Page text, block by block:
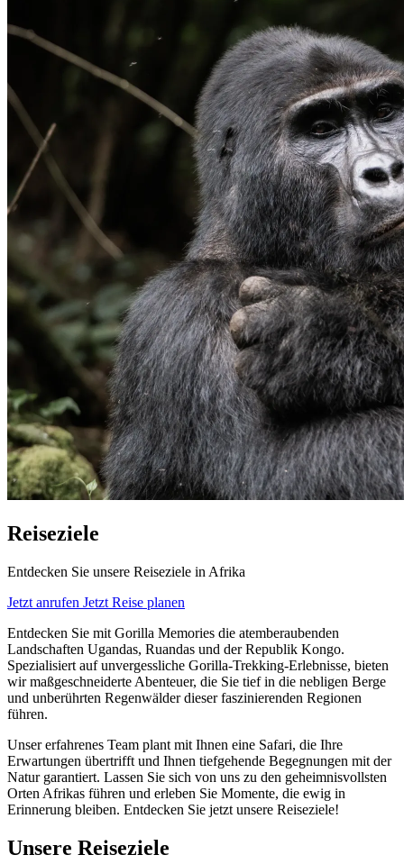
Reiseziele
Entdecken Sie unsere Reiseziele in Afrika
Jetzt anrufen Jetzt Reise planen
Entdecken Sie mit Gorilla Memories die atemberaubenden
Landschaften Ugandas, Ruandas und der Republik Kongo.
Spezialisiert auf unvergessliche Gorilla-Trekking-Erlebnisse, bieten
wir maßgeschneiderte Abenteuer, die Sie tief in die nebligen Berge
und unberührten Regenwälder dieser faszinierenden Regionen
führen.
Unser erfahrenes Team plant mit Ihnen eine Safari, die Ihre
Erwartungen übertrifft und Ihnen tiefgehende Begegnungen mit der
Natur garantiert. Lassen Sie sich von uns zu den geheimnisvollsten
Orten Afrikas führen und erleben Sie Momente, die ewig in
Erinnerung bleiben. Entdecken Sie jetzt unsere Reiseziele!
Unsere Reiseziele